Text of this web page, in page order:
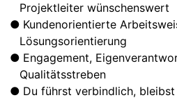
Projektleiter wünschenswert
Kundenorientierte
Lösungsorientierung
Engagement,
Qualitätsstreben
Du führst verbindlich,